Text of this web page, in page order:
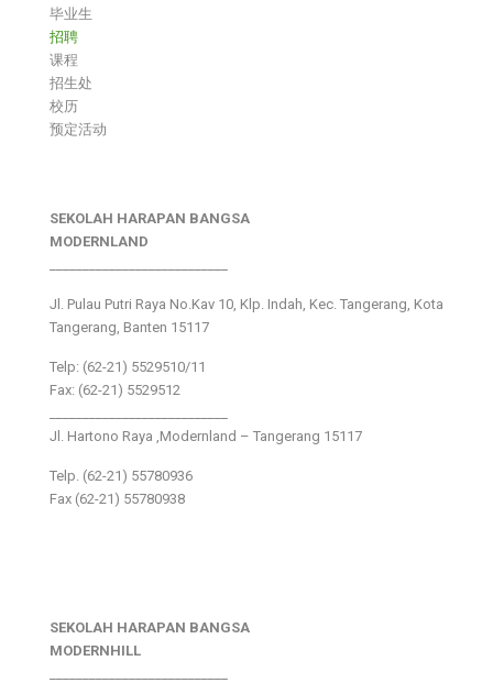
毕业生
招聘
课程
招生处
校历
预定活动
SEKOLAH HARAPAN BANGSA
MODERNLAND
Jl. Pulau Putri Raya No.Kav 10, Klp. Indah, Kec. Tangerang, Kota
Tangerang, Banten 15117
Telp: (62-21) 5529510/11
Fax: (62-21) 5529512
Jl. Hartono Raya ,Modernland – Tangerang 15117
Telp. (62-21) 55780936
Fax (62-21) 55780938
SEKOLAH HARAPAN BANGSA
MODERNHILL